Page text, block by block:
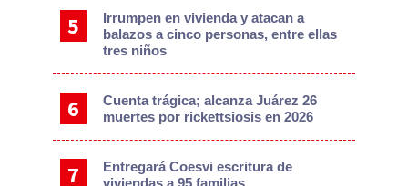
Irrumpen en vivienda y atacan a
balazos a cinco personas, entre ellas
tres niños
Cuenta trágica; alcanza Juárez 26
muertes por rickettsiosis en 2026
Entregará Coesvi escritura de
viviendas a 95 familias